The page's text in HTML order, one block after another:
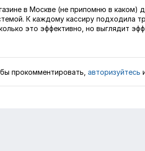
в Москве (не припомню в каком)
К каждому кассиру подходила
это эффективно, но выглядит
прокомментировать, авторизуйтесь